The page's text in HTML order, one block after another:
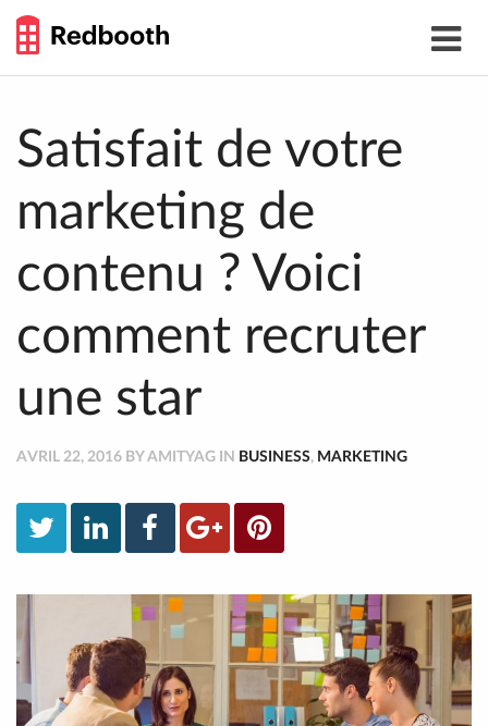
Toggle
GUIDE
Satisfait de votre
marketing de
contenu ? Voici
comment recruter
une star
AVRIL 22, 2016 BY AMITYAG IN BUSINESS, MARKETING